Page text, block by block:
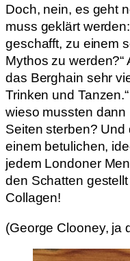
Doch, nein, es geht
muss geklärt
geschafft, zu einem
Mythos zu werden?“
das Berghain sehr
Trinken und
wieso mussten dann
Seiten sterben?
einem betulichen,
jedem Londoner
den Schatten
Collagen!
(George Clooney, ja